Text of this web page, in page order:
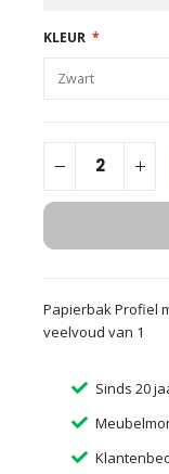
KLEUR
Papierbak Profiel
veelvoud van 1
Sinds 20